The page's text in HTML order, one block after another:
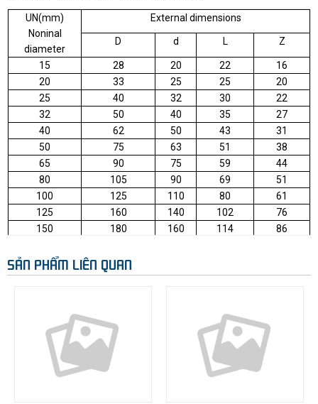
UN(mm)
Noninal
diameter
External dimensions
D d L Z
15 28 20 22
16
20
33 25 25
20
25
40 32 30
22
32
50 40 35
27
40
62 50 43
31
50
75 63 51
38
65
90 75 59
44
80
105 90 69
51
100
125 110 80
61
125
160 140 102
76
150
180 160 114
86
SẢN PHẨM LIÊN QUAN